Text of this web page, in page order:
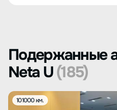
Подержанные
Neta U(185)
101000 км.